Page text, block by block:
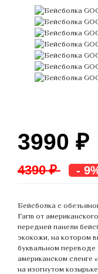
3990 ₽
4390 ₽ -
Бейсболка с
Farm от
передней панели
экокожи, на котором
буквальном переводе
американском сленге
на изогнутом